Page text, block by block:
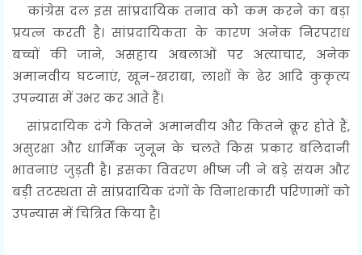
कांग्रेस दल इस सांप्रदायिक तनाव को कम करने का बड़ा
प्रयत्न करती है। सांप्रदायिकता के कारण अनेक निरपराध
बच्चों की जाने, असहाय अबलाओं पर अत्याचार, अनेक
अमानवीय घटनाएं, खून-खराबा, लाशों के ढेर आदि कुकृत्य
उपन्यास में उभर कर आते हैं।
सांप्रदायिक दंगे कितने अमानवीय और कितने क्रूर होते हैं,
असुरक्षा और धार्मिक जुनून के चलते किस प्रकार बलिदानी
भावनाएं जुड़ती है। इसका विवरण भीष्म जी ने बड़े संयम और
बड़ी तटस्थता से सांप्रदायिक दंगों के विनाशकारी परिणामों को
उपन्यास में चित्रित किया है।